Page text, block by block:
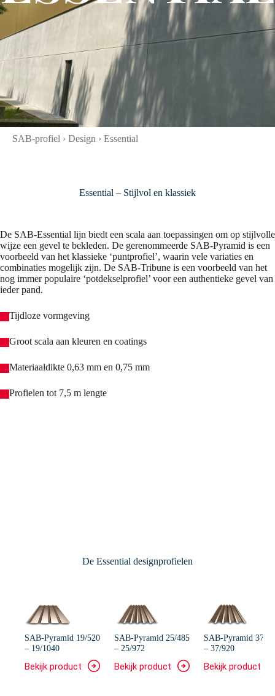
SAB-profiel › Design › Essential
Essential – Stijlvol en klassiek
De SAB-Essential lijn biedt een scala aan toepassingen om op stijlvolle
wijze een gevel te bekleden. De gerenommeerde SAB-Pyramid is een
voorbeeld van het klassieke ‘puntprofiel’, waarin vele variaties en
combinaties mogelijk zijn. De SAB-Tribune is een voorbeeld van het
nog immer populaire ‘potdekselprofiel’ voor een authentieke gevel van
ieder pand.
Tijdloze vormgeving
Groot scala aan kleuren en coatings
Materiaaldikte 0,63 mm en 0,75 mm
Profielen tot 7,5 m lengte
De Essential designprofielen
SAB-Pyramid 25/485
– 25/972
SAB-Pyramid 37/460
– 37/920
SAB-Pyramid
– 37/1020